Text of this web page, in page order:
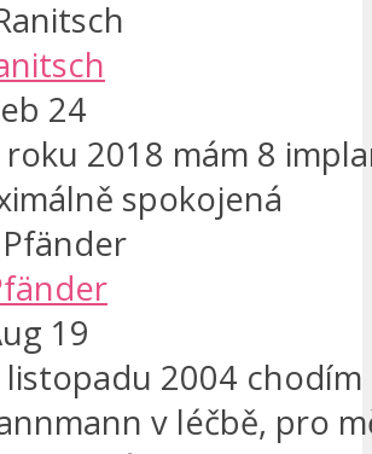
24
roku 2018 mám 8
spokojená
19
listopadu 2004
v léčbě, pro